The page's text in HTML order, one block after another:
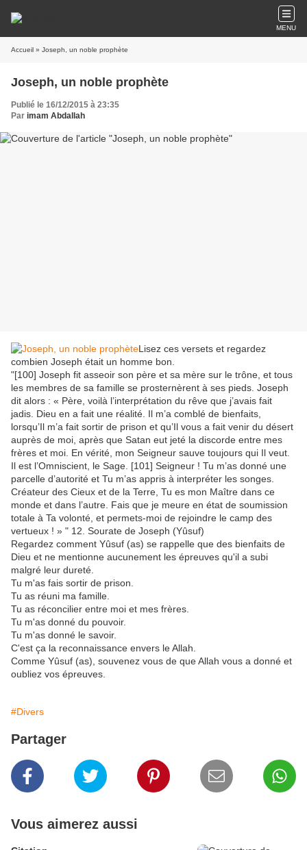
MENU
Accueil » Joseph, un noble prophète
Joseph, un noble prophète
Publié le 16/12/2015 à 23:35
Par imam Abdallah
Lisez ces versets et regardez
combien Joseph était un homme bon.
"[100] Joseph fit asseoir son père et sa mère sur le trône, et tous
les membres de sa famille se prosternèrent à ses pieds. Joseph
dit alors : « Père, voilà l’interprétation du rêve que j’avais fait
jadis. Dieu en a fait une réalité. Il m’a comblé de bienfaits,
lorsqu’Il m’a fait sortir de prison et qu’Il vous a fait venir du désert
auprès de moi, après que Satan eut jeté la discorde entre mes
frères et moi. En vérité, mon Seigneur sauve toujours qui Il veut.
Il est l’Omniscient, le Sage. [101] Seigneur ! Tu m’as donné une
parcelle d’autorité et Tu m’as appris à interpréter les songes.
Créateur des Cieux et de la Terre, Tu es mon Maître dans ce
monde et dans l’autre. Fais que je meure en état de soumission
totale à Ta volonté, et permets-moi de rejoindre le camp des
vertueux ! » " 12. Sourate de Joseph (Yûsuf)
Regardez comment Yûsuf (as) se rappelle que des bienfaits de
Dieu et ne mentionne aucunement les épreuves qu'il a subi
malgré leur dureté.
Tu m'as fais sortir de prison.
Tu as réuni ma famille.
Tu as réconcilier entre moi et mes frères.
Tu m'as donné du pouvoir.
Tu m'as donné le savoir.
C'est ça la reconnaissance envers le Allah.
Comme Yûsuf (as), souvenez vous de que Allah vous a donné et
oubliez vos épreuves.
#Divers
Partager
Vous aimerez aussi